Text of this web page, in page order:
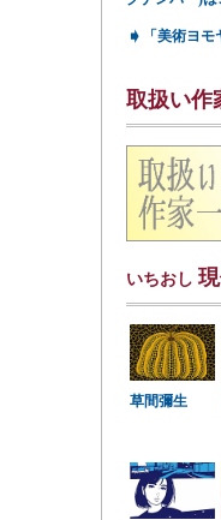
➧ 「美術ヨ
取扱い作
いちおし
草間彌生